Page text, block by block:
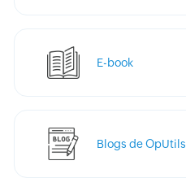
E-book
Blogs de OpUtils